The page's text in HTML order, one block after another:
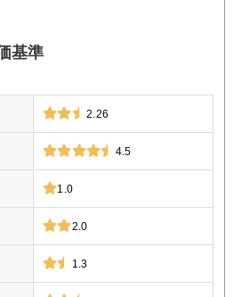
基準
2.26
4.5
1.0
2.0
1.3